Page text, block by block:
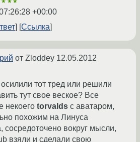
+00:00
Ссылка
от Zloddey 12.05.2012
тот тред или решили
тут свое веское? Все
некоего torvalds с аватаром,
похожим на Линуса
сосредоточено вокруг мысли,
взяли и сделали свою